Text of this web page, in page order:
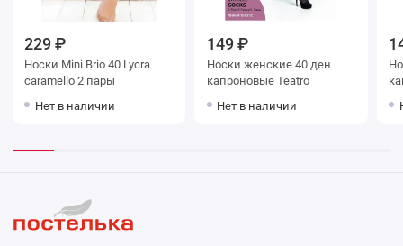
229 ₽
Носки Mini Brio 40 Lycra
caramello 2 пары
Нет в наличии
149 ₽
Носки женские 40 ден
капроновые Teatro
Нет в наличии
Носки